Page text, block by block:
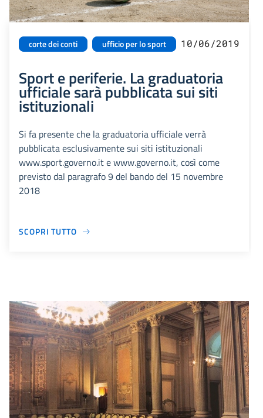
corte dei conti ufficio per lo sport 10/06/2019
Sport e periferie. La graduatoria
ufficiale sarà pubblicata sui siti
istituzionali
Si fa presente che la graduatoria ufficiale verrà
pubblicata esclusivamente sui siti istituzionali
www.sport.governo.it e www.governo.it, così come
previsto dal paragrafo 9 del bando del 15 novembre
2018
SCOPRI TUTTO